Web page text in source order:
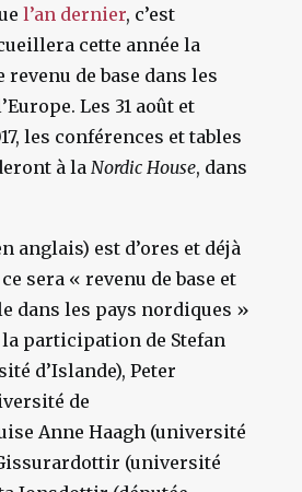
l’an dernier, c’est
cette année la
de base dans les
Les 31 août et
les conférences et tables
à la Nordic House, dans
anglais) est d’ores et déjà
sera « revenu de base et
dans les pays nordiques »
participation de Stefan
d’Islande), Peter
de
Anne Haagh (université
(université